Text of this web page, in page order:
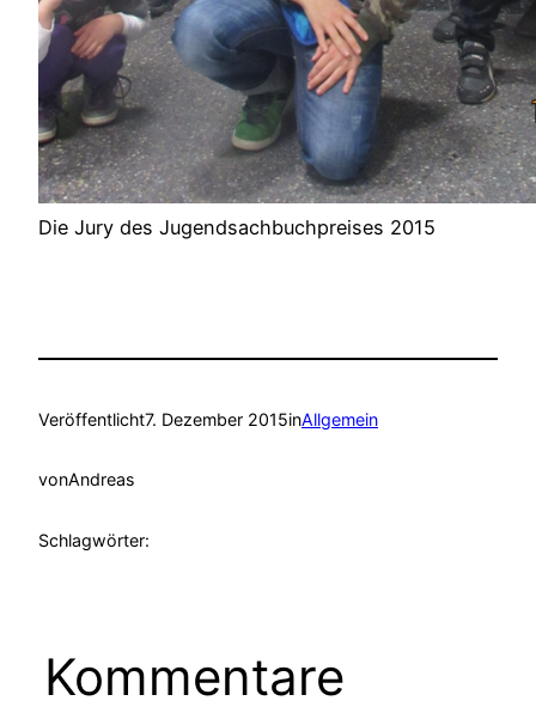
Die Jury des Jugendsachbuchpreises 2015
Veröffentlicht7. Dezember 2015inAllgemein
vonAndreas
Schlagwörter:
Kommentare